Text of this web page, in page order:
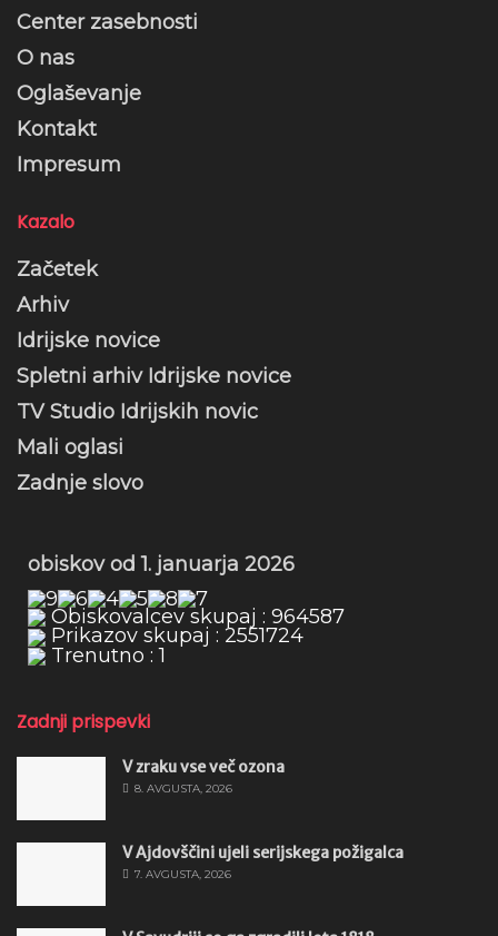
Center zasebnosti
O nas
Oglaševanje
Kontakt
Impresum
Kazalo
Začetek
Arhiv
Idrijske novice
Spletni arhiv Idrijske novice
TV Studio Idrijskih novic
Mali oglasi
Zadnje slovo
obiskov od 1. januarja 2026
Obiskovalcev skupaj : 964587
Prikazov skupaj : 2551724
Trenutno : 1
Zadnji prispevki
V zraku vse več ozona
8. AVGUSTA, 2026
V Ajdovščini ujeli serijskega požigalca
7. AVGUSTA, 2026